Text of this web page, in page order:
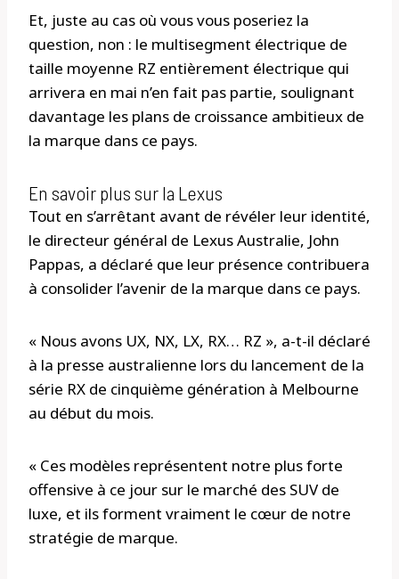
Et, juste au cas où vous vous poseriez la
question, non : le multisegment électrique de
taille moyenne RZ entièrement électrique qui
arrivera en mai n’en fait pas partie, soulignant
davantage les plans de croissance ambitieux de
la marque dans ce pays.
En savoir plus sur la Lexus
Tout en s’arrêtant avant de révéler leur identité,
le directeur général de Lexus Australie, John
Pappas, a déclaré que leur présence contribuera
à consolider l’avenir de la marque dans ce pays.
« Nous avons UX, NX, LX, RX… RZ », a-t-il déclaré
à la presse australienne lors du lancement de la
série RX de cinquième génération à Melbourne
au début du mois.
« Ces modèles représentent notre plus forte
offensive à ce jour sur le marché des SUV de
luxe, et ils forment vraiment le cœur de notre
stratégie de marque.